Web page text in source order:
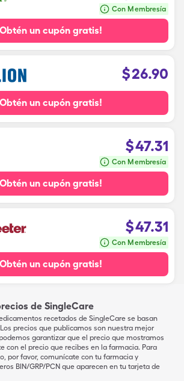
Con Membresía
un cupón gratis!
$26.90
un cupón gratis!
$47.31
Con Membresía
un cupón gratis!
$47.31
Con Membresía
un cupón gratis!
de SingleCare
recetados de SingleCare se basan
precios que publicamos son nuestra mejor
garantizar que el precio que mostramos
con el precio que recibes en la farmacia. Para
por favor, comunícate con tu farmacia y
BIN/GRP/PCN que aparecen en tu tarjeta de